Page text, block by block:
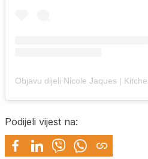
Podijeli vijest na: